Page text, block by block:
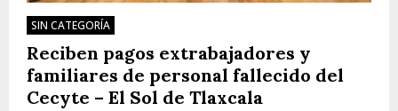
SIN CATEGORÍA
Reciben pagos extrabajadores y
familiares de personal fallecido del
Cecyte – El Sol de Tlaxcala